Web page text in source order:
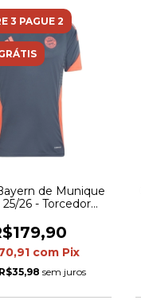
3 PAGUE 2
de Munique
26 - Torcedor
em laranja
com Pix
R$35,98 sem juros